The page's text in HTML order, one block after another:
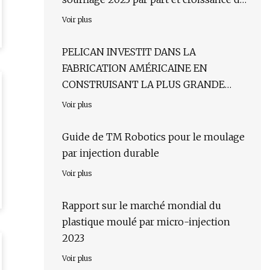
l’entreprise
Voir plus
PELICAN INVESTIT DANS LA
FABRICATION AMÉRICAINE EN
CONSTRUISANT LA PLUS GRANDE
MACHINE DE MOULAGE PAR
UNIS
Voir plus
Guide de TM Robotics pour le moulage
par injection durable
Voir plus
Rapport sur le marché mondial du
plastique moulé par micro-injection
2023
Voir plus